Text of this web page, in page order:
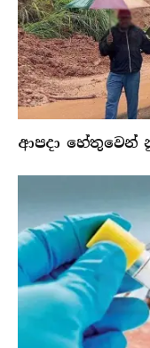
ආපදා හේතුවෙන්